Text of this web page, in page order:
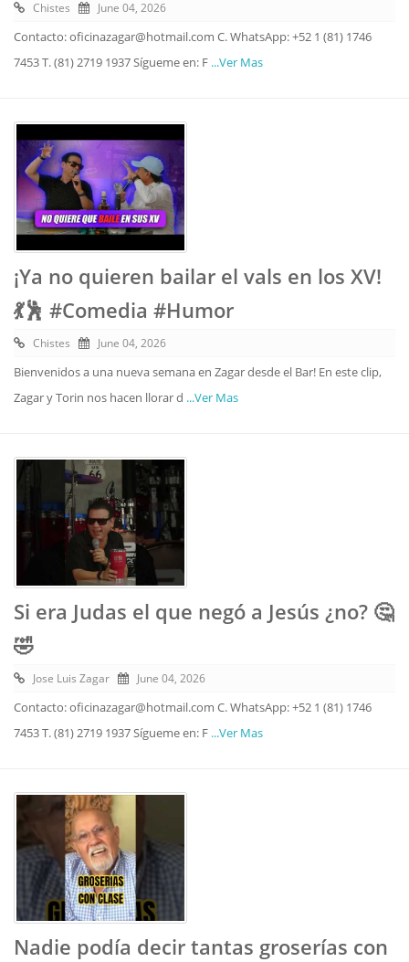
Chistes June 04, 2026
Contacto: oficinazagar@hotmail.com C. WhatsApp: +52 1 (81) 1746
7453 T. (81) 2719 1937 Sígueme en: F ...Ver Mas
¡Ya no quieren bailar el vals en los XV!
💃🕺 #Comedia #Humor
Chistes June 04, 2026
Bienvenidos a una nueva semana en Zagar desde el Bar! En este clip,
Zagar y Torin nos hacen llorar d ...Ver Mas
Si era Judas el que negó a Jesús ¿no? 🤔
🤣
Jose Luis Zagar June 04, 2026
Contacto: oficinazagar@hotmail.com C. WhatsApp: +52 1 (81) 1746
7453 T. (81) 2719 1937 Sígueme en: F ...Ver Mas
Nadie podía decir tantas groserías con